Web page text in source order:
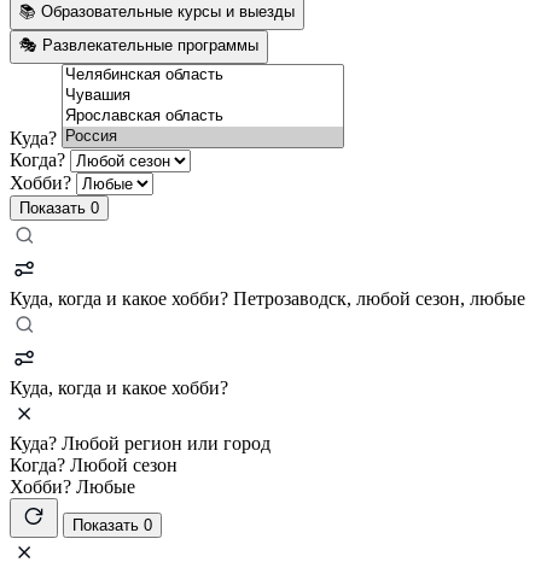
📚 Образовательные курсы и выезды
🎭 Развлекательные программы
Куда?
Когда?
Хобби?
Показать 0
Куда, когда и какое хобби? Петрозаводск, любой сезон, любые
Куда, когда и какое хобби?
Куда? Любой регион или город
Когда? Любой сезон
Хобби? Любые
Показать 0